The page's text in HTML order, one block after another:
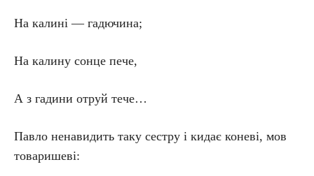
На калині — гадючина;
На калину сонце пече,
А з гадини отруй тече…
Павло ненавидить таку сестру і кидає коневі, мов
товаришеві: